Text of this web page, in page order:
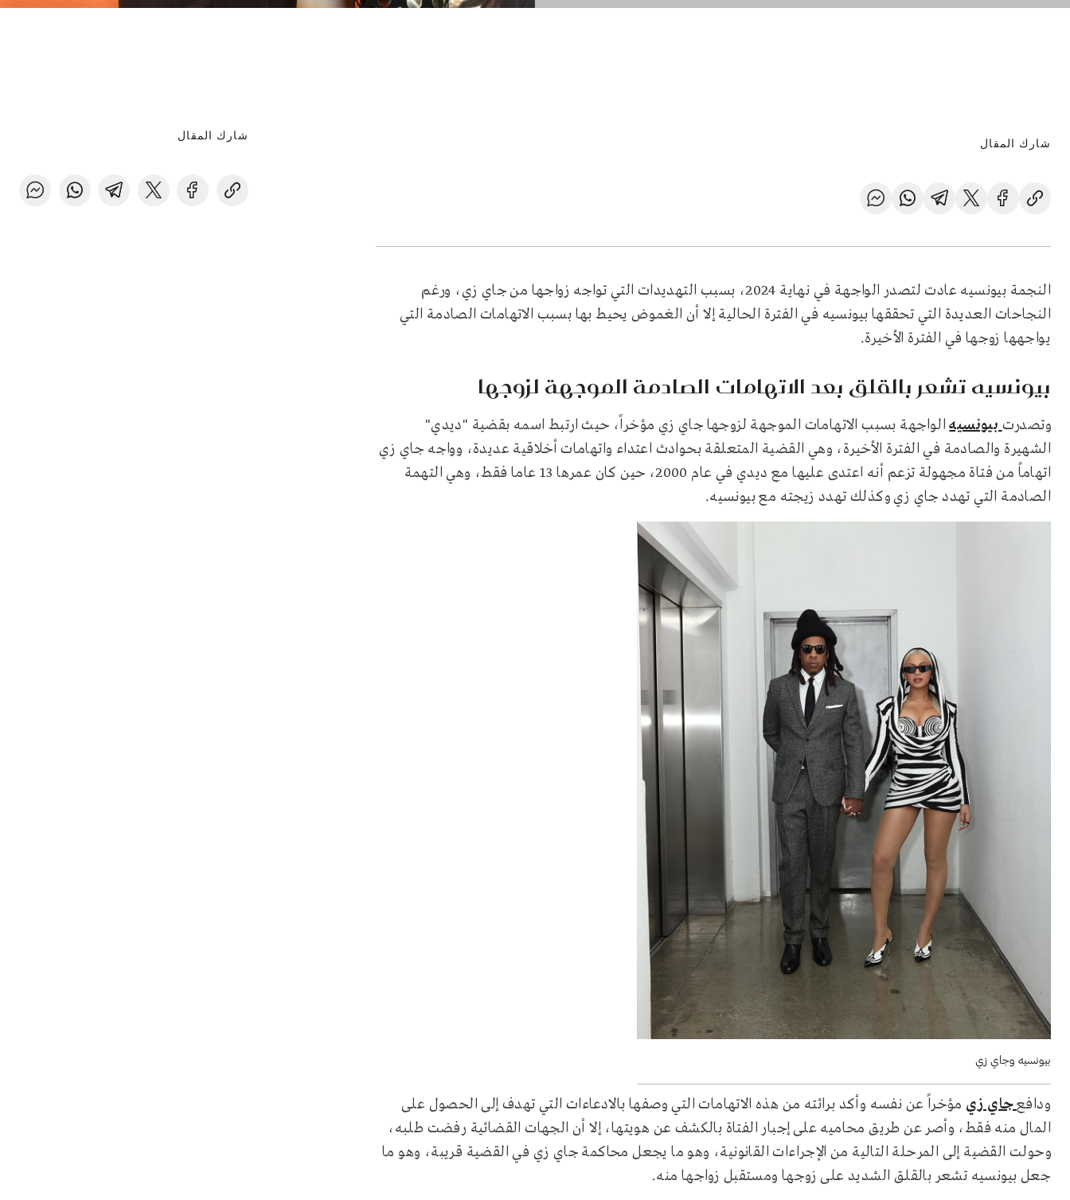
شارك المقال
النجمة بيونسيه عادت لتصدر الواجهة في نهاية 2024، بسبب التهديدات التي تواجه زواجها من جاي زي، ورغم
النجاحات العديدة التي تحققها بيونسيه في الفترة الحالية إلا أن الغموض يحيط بها بسبب الاتهامات الصادمة التي
يواجهها زوجها في الفترة الأخيرة.
بيونسيه تشعر بالقلق بعد الاتهامات الصادمة الموجهة لزوجها
وتصدرتبيونسيهالواجهة بسبب الاتهامات الموجهة لزوجها جاي زي مؤخراً، حيث ارتبط اسمه بقضية "ديدي"
الشهيرة والصادمة في الفترة الأخيرة، وهي القضية المتعلقة بحوادث اعتداء واتهامات أخلاقية عديدة، وواجه جاي زي
اتهاماً من فتاة مجهولة تزعم أنه اعتدى عليها مع ديدي في عام 2000، حين كان عمرها 13 عاما فقط، وهي التهمة
الصادمة التي تهدد جاي زي وكذلك تهدد زيجته مع بيونسيه.
بيونسيه وجاي زي
ودافعجاي زي مؤخراً عن نفسه وأكد برائته من هذه الاتهامات التي وصفها بالادعاءات التي تهدف إلى الحصول على
المال منه فقط، وأصر عن طريق محاميه على إجبار الفتاة بالكشف عن هويتها، إلا أن الجهات القضائية رفضت طلبه،
وحولت القضية إلى المرحلة التالية من الإجراءات القانونية، وهو ما يجعل محاكمة جاي زي في القضية قريبة، وهو ما
جعل بيونسيه تشعر بالقلق الشديد على زوجها ومستقبل زواجها منه.
شارك المقال